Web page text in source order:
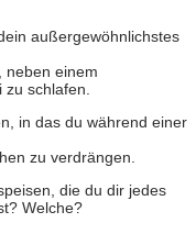
außergewöhnlichstes
neben einem
zu schlafen.
in das du während einer
zu verdrängen.
die du dir jedes
Welche?